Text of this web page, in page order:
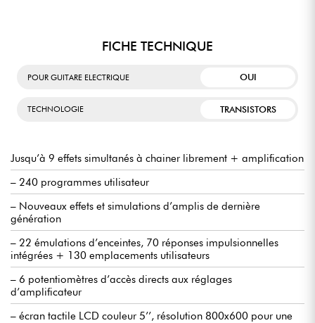
FICHE TECHNIQUE
POUR GUITARE ELECTRIQUE OUI
TECHNOLOGIE TRANSISTORS
Jusqu’à 9 effets simultanés à chainer librement + amplification
– 240 programmes utilisateur
– Nouveaux effets et simulations d’amplis de dernière
génération
– 22 émulations d’enceintes, 70 réponses impulsionnelles
intégrées + 130 emplacements utilisateurs
– 6 potentiomètres d’accès directs aux réglages
d’amplificateur
– écran tactile LCD couleur 5’’, résolution 800x600 pour une